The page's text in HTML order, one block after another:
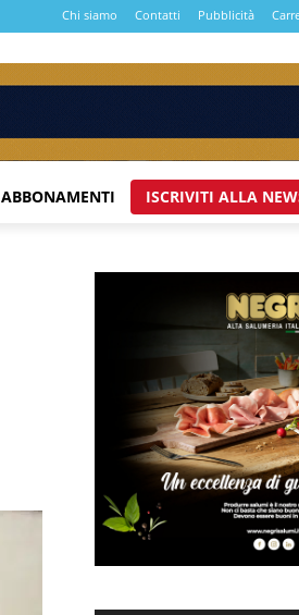
Chi siamo Contatti Pubblicità
ABBONAMENTI ISCRIVITI ALLA